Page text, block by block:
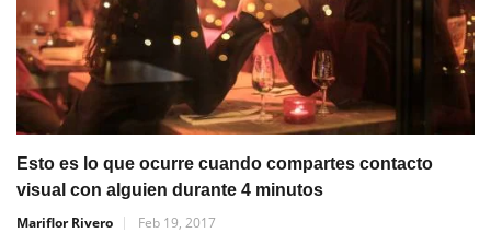
Esto es lo que ocurre cuando compartes contacto
visual con alguien durante 4 minutos
Mariflor Rivero
Feb 19, 2017